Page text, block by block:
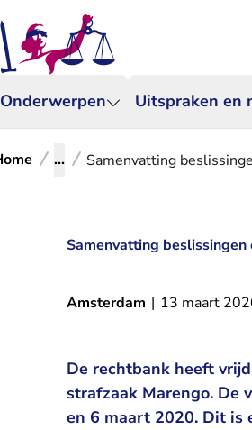
Onderwerpen Uitspraken en
... Samenvatting
Samenvatting
Amsterdam | 13 maart
De rechtbank heeft
strafzaak Marengo. De
en 6 maart 2020. Dit is